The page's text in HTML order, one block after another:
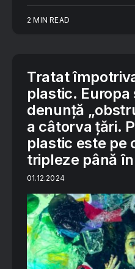
2 MIN READ
Tratat
plastic. Europa
denunţă
a câtorva ţări.
plastic este pe
tripleze până
01.12.2024